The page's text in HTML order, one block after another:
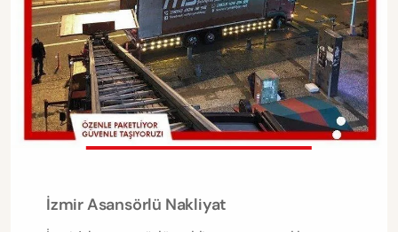
İzmir Asansörlü Nakliyat